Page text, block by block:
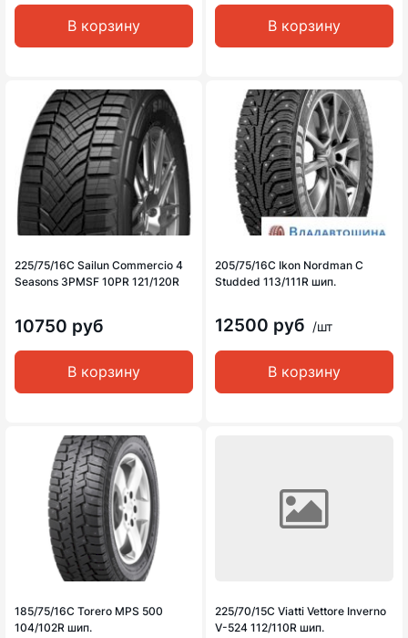
В корзину В корзину
225/75/16C Sailun Commercio 4
Seasons 3PMSF 10PR 121/120R
10750 руб
В корзину
205/75/16C Ikon Nordman C
Studded 113/111R шип.
12500 руб /шт
В корзину
185/75/16C Torero MPS 500
104/102R шип.
225/70/15C Viatti Vettore Inverno
V-524 112/110R шип.